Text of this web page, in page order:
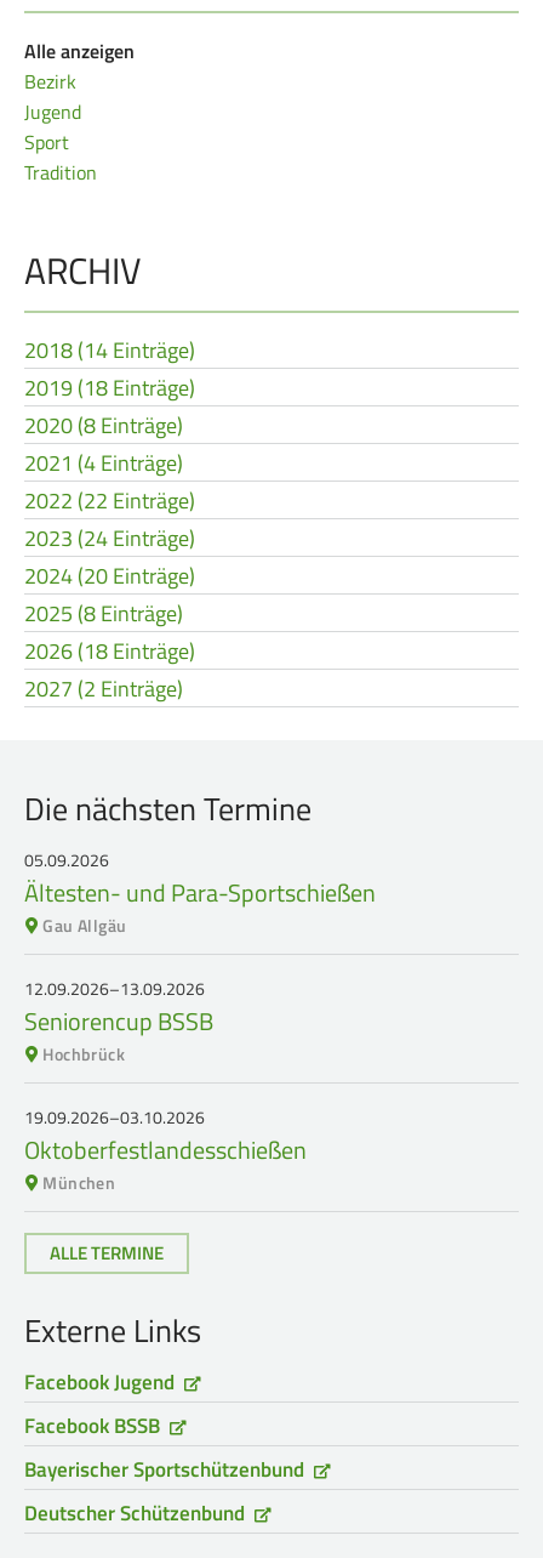
Alle anzeigen
Bezirk
Jugend
Sport
Tradition
ARCHIV
2018 (14 Einträge)
2019 (18 Einträge)
2020 (8 Einträge)
2021 (4 Einträge)
2022 (22 Einträge)
2023 (24 Einträge)
2024 (20 Einträge)
2025 (8 Einträge)
2026 (18 Einträge)
2027 (2 Einträge)
Die nächsten Termine
05.09.2026
Ältesten- und Para-Sportschießen
Gau Allgäu
12.09.2026–13.09.2026
Seniorencup BSSB
Hochbrück
19.09.2026–03.10.2026
Oktoberfestlandesschießen
München
ALLE TERMINE
Externe Links
Facebook Jugend
Facebook BSSB
Bayerischer Sportschützenbund
Deutscher Schützenbund
Navigation
überspringen
Datenschutz